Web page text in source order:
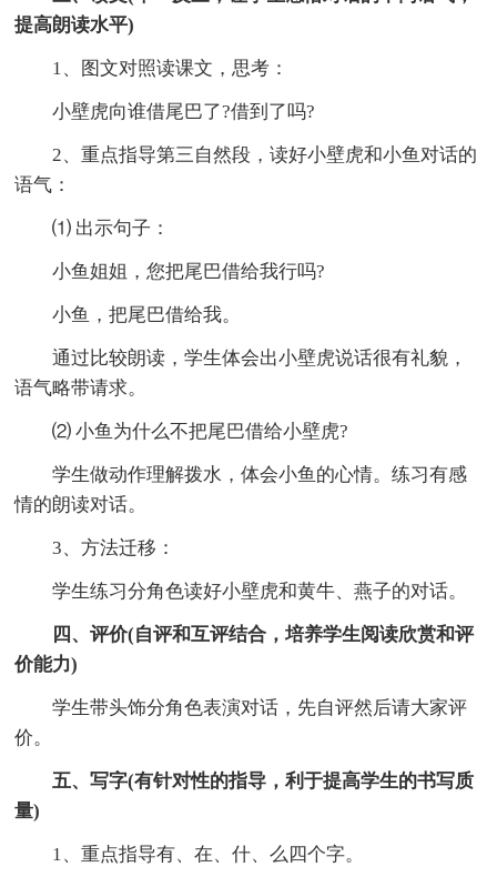
提高朗读水平)
1、图文对照读课文，思考：
小壁虎向谁借尾巴了?借到了吗?
2、重点指导第三自然段，读好小壁虎和小鱼对话的
语气：
⑴ 出示句子：
小鱼姐姐，您把尾巴借给我行吗?
小鱼，把尾巴借给我。
通过比较朗读，学生体会出小壁虎说话很有礼貌，
语气略带请求。
⑵ 小鱼为什么不把尾巴借给小壁虎?
学生做动作理解拨水，体会小鱼的心情。练习有感
情的朗读对话。
3、方法迁移：
学生练习分角色读好小壁虎和黄牛、燕子的对话。
四、评价(自评和互评结合，培养学生阅读欣赏和评
价能力)
学生带头饰分角色表演对话，先自评然后请大家评
价。
五、写字(有针对性的指导，利于提高学生的书写质
量)
1、重点指导有、在、什、么四个字。